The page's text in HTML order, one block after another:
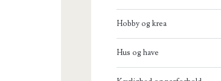
Hobby og krea
Hus og have